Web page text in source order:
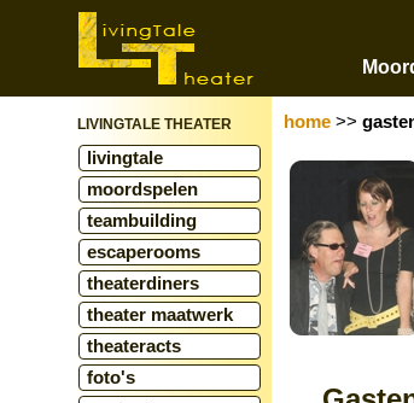
LIVINGTALE THEATER
livingtale
moordspelen
teambuilding
escaperooms
theaterdiners
theater maatwerk
theateracts
foto's
home >>